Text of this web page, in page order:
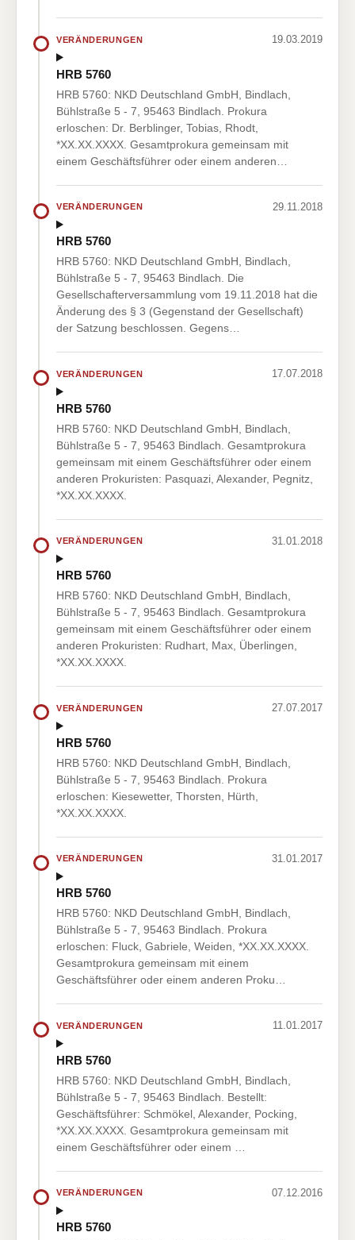
VERÄNDERUNGEN 19.03.2019
HRB 5760
HRB 5760: NKD Deutschland GmbH, Bindlach,
Bühlstraße 5 - 7, 95463 Bindlach. Prokura
erloschen: Dr. Berblinger, Tobias, Rhodt,
*XX.XX.XXXX. Gesamtprokura gemeinsam mit
einem Geschäftsführer oder einem anderen…
VERÄNDERUNGEN 29.11.2018
HRB 5760
HRB 5760: NKD Deutschland GmbH, Bindlach,
Bühlstraße 5 - 7, 95463 Bindlach. Die
Gesellschafterversammlung vom 19.11.2018 hat die
Änderung des § 3 (Gegenstand der Gesellschaft)
der Satzung beschlossen. Gegens…
VERÄNDERUNGEN 17.07.2018
HRB 5760
HRB 5760: NKD Deutschland GmbH, Bindlach,
Bühlstraße 5 - 7, 95463 Bindlach. Gesamtprokura
gemeinsam mit einem Geschäftsführer oder einem
anderen Prokuristen: Pasquazi, Alexander, Pegnitz,
*XX.XX.XXXX.
VERÄNDERUNGEN 31.01.2018
HRB 5760
HRB 5760: NKD Deutschland GmbH, Bindlach,
Bühlstraße 5 - 7, 95463 Bindlach. Gesamtprokura
gemeinsam mit einem Geschäftsführer oder einem
anderen Prokuristen: Rudhart, Max, Überlingen,
*XX.XX.XXXX.
VERÄNDERUNGEN 27.07.2017
HRB 5760
HRB 5760: NKD Deutschland GmbH, Bindlach,
Bühlstraße 5 - 7, 95463 Bindlach. Prokura
erloschen: Kiesewetter, Thorsten, Hürth,
*XX.XX.XXXX.
VERÄNDERUNGEN 31.01.2017
HRB 5760
HRB 5760: NKD Deutschland GmbH, Bindlach,
Bühlstraße 5 - 7, 95463 Bindlach. Prokura
erloschen: Fluck, Gabriele, Weiden, *XX.XX.XXXX.
Gesamtprokura gemeinsam mit einem
Geschäftsführer oder einem anderen Proku…
VERÄNDERUNGEN 11.01.2017
HRB 5760
HRB 5760: NKD Deutschland GmbH, Bindlach,
Bühlstraße 5 - 7, 95463 Bindlach. Bestellt:
Geschäftsführer: Schmökel, Alexander, Pocking,
*XX.XX.XXXX. Gesamtprokura gemeinsam mit
einem Geschäftsführer oder einem …
VERÄNDERUNGEN 07.12.2016
HRB 5760